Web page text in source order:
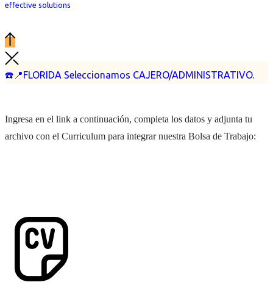
☎️📍FLORIDA Seleccionamos CAJERO/ADMINISTRATIVO.
effective solutions
Ingresa en el link a continuación, completa los datos y adjunta tu
archivo con el Curriculum para integrar nuestra Bolsa de Trabajo: